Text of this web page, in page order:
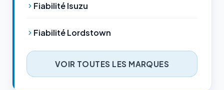
Fiabilité Isuzu
Fiabilité Lordstown
VOIR TOUTES LES MARQUES